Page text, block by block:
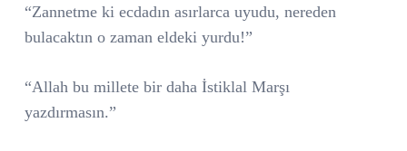
“Zannetme ki ecdadın asırlarca uyudu, nereden
bulacaktın o zaman eldeki yurdu!”
“Allah bu millete bir daha İstiklal Marşı
yazdırmasın.”